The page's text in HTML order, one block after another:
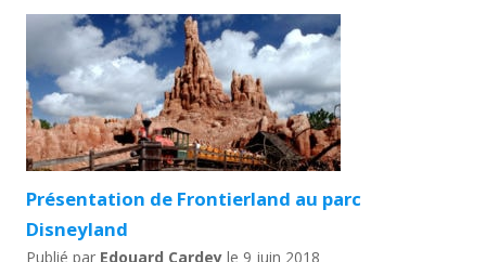
Présentation de Frontierland au parc
Disneyland
Publié par Edouard Cardey le 9 juin 2018